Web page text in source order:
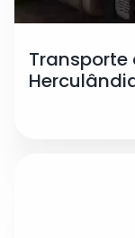
Transporte